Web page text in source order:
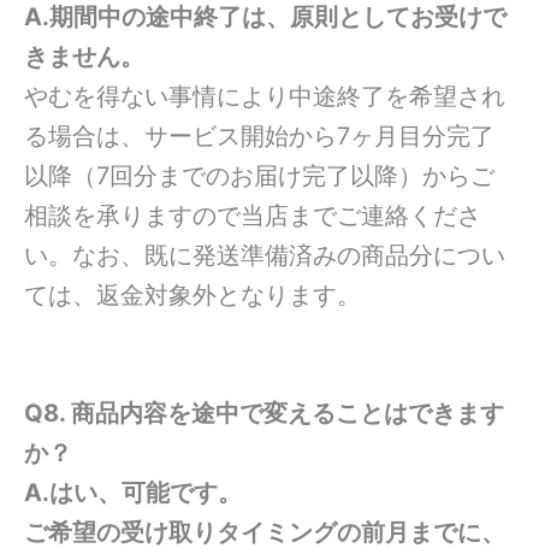
A.期間中の途中終了は、原則としてお受けで
きません。
やむを得ない事情により中途終了を希望され
る場合は、サービス開始から7ヶ月目分完了
以降（7回分までのお届け完了以降）からご
相談を承りますので当店までご連絡くださ
い。なお、既に発送準備済みの商品分につい
ては、返金対象外となります。
Q8. 商品内容を途中で変えることはできます
か？
A.はい、可能です。
ご希望の受け取りタイミングの前月までに、